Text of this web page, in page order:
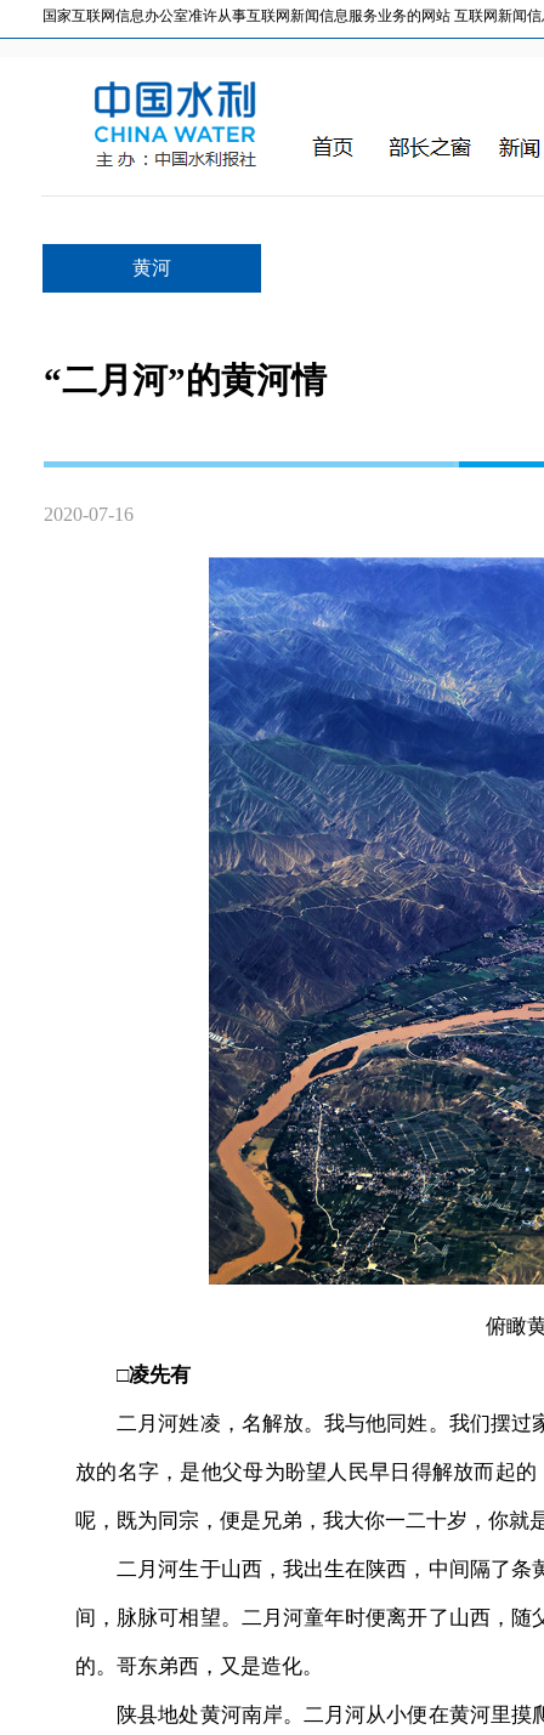
国家互联网信息办公室准许从事互联网新闻信息服务业务的网站 互联网新闻信
黄河
“二月河”的黄河情
2020-07-16
俯瞰
□凌先有
二月河姓凌，名解放。我与他同姓。我们摆过
放的名字，是他父母为盼望人民早日得解放而起
呢，既为同宗，便是兄弟，我大你一二十岁，你就
二月河生于山西，我出生在陕西，中间隔了条
间，脉脉可相望。二月河童年时便离开了山西，
的。哥东弟西，又是造化。
陕县地处黄河南岸。二月河从小便在黄河里摸